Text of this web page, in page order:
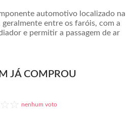
automotivo localizado na
entre os faróis, com a
e permitir a passagem de ar
JÁ COMPROU
nenhum voto